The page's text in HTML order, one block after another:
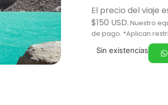
El precio del viaje
$150 USD. Nuestro
de pago. *Aplican
Sin existencias